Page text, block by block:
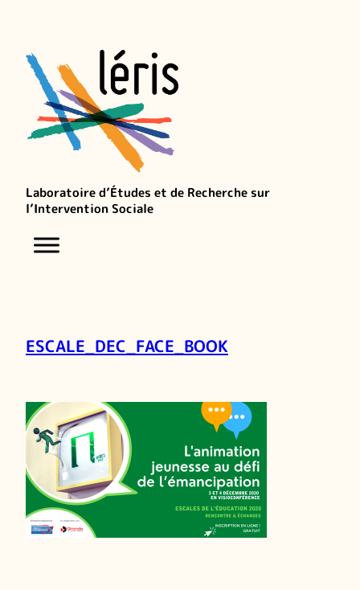
Laboratoire d’Études et de Recherche sur
l’Intervention Sociale
ESCALE_DEC_FACE_BOOK